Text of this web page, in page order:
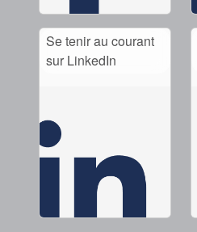
Se tenir au courant
sur LinkedIn